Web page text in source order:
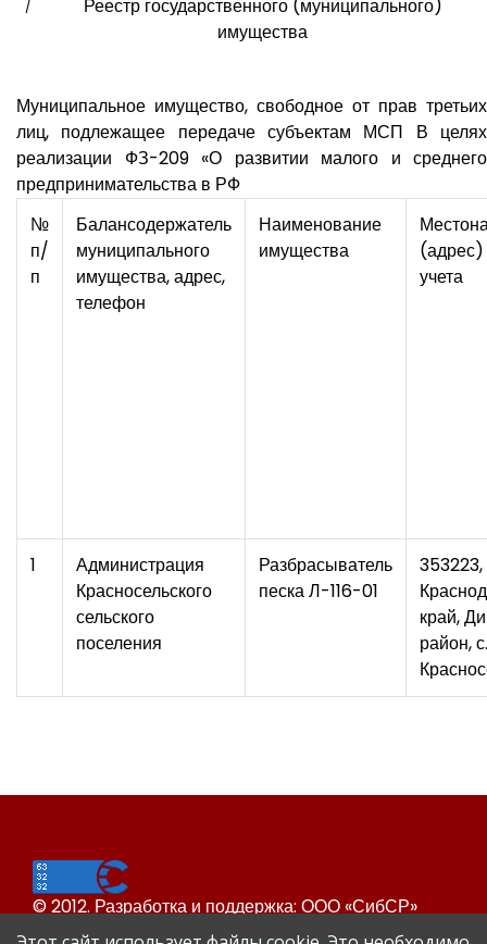
Реестр государственного (муниципального)
имущества
Муниципальное имущество, свободное от прав третьих
лиц, подлежащее передаче субъектам МСП В целях
реализации ФЗ-209 «О развитии малого и среднего
предпринимательства в РФ
№
п/
п
Балансодержатель
муниципального
имущества, адрес,
телефон
Наименование
имущества
(адрес)
учета
1
Администрация
Красносельского
сельского
поселения
Разбрасыватель
песка Л-116-01
353223,
край,
район, с.
© 2012. Разработка и поддержка: ООО «СибСР»
Все права защищены законом и международными